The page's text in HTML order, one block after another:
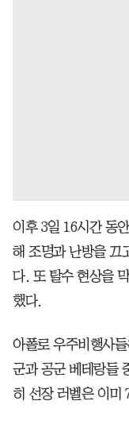
이후 3일 16시간 동
해 조명과 난방을 끄
다. 또 탈수 현상을
했다.
아폴로 우주비행사
군과 공군 베테랑들
히 선장 러벨은 이미